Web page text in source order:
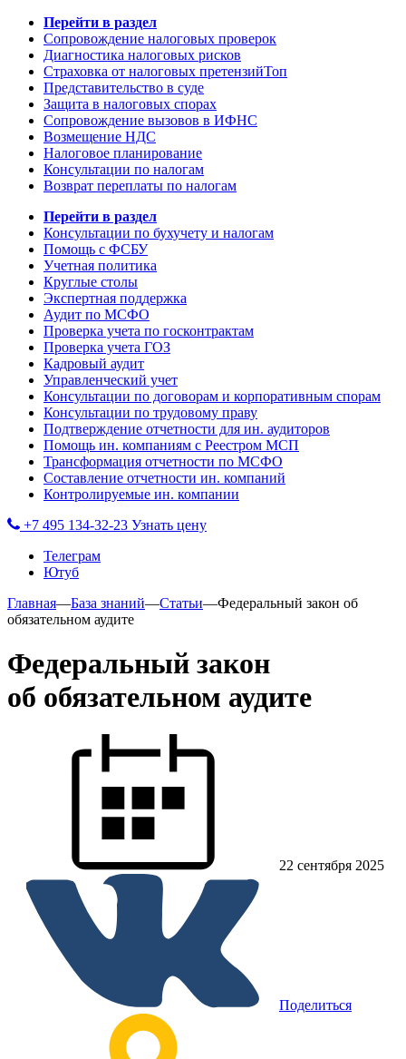
Перейти в раздел
Сопровождение налоговых проверок
Диагностика налоговых рисков
Страховка от налоговых претензийТоп
Представительство в суде
Защита в налоговых спорах
Сопровождение вызовов в ИФНС
Возмещение НДС
Налоговое планирование
Консультации по налогам
Возврат переплаты по налогам
Перейти в раздел
Консультации по бухучету и налогам
Помощь с ФСБУ
Учетная политика
Круглые столы
Экспертная поддержка
Аудит по МСФО
Проверка учета по госконтрактам
Проверка учета ГОЗ
Кадровый аудит
Управленческий учет
Консультации по договорам и корпоративным спорам
Консультации по трудовому праву
Подтверждение отчетности для ин. аудиторов
Помощь ин. компаниям с Реестром МСП
Трансформация отчетности по МСФО
Составление отчетности ин. компаний
Контролируемые ин. компании
+7 495 134-32-23 Узнать цену
Телеграм
Ютуб
Главная—База знаний—Статьи—Федеральный закон об
обязательном аудите
Федеральный закон
об обязательном аудите
22 сентября 2025
Поделиться